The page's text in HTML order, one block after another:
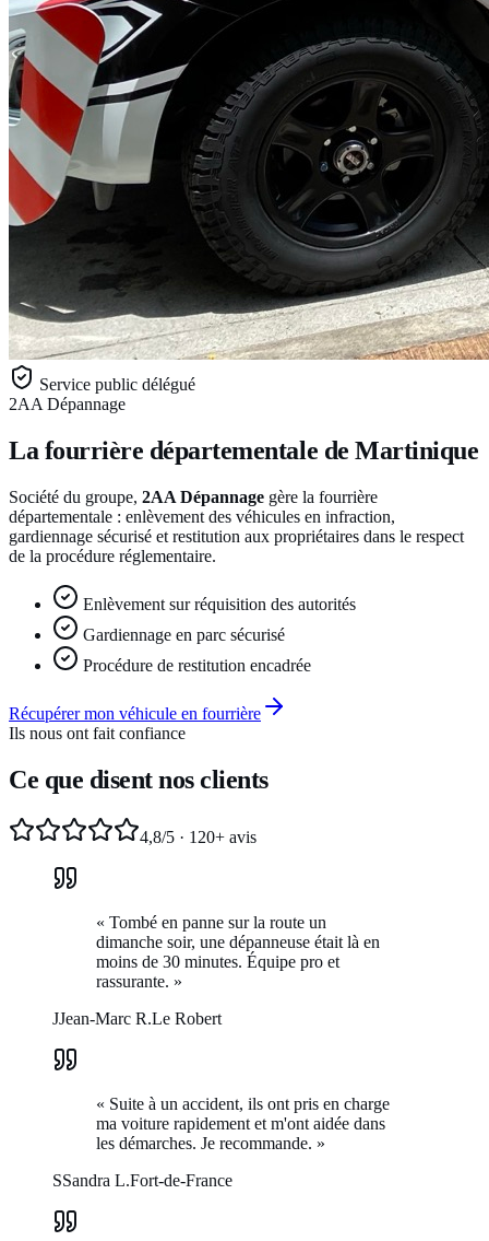
Service public délégué
2AA Dépannage
La fourrière départementale de Martinique
Société du groupe, 2AA Dépannage gère la fourrière
départementale : enlèvement des véhicules en infraction,
gardiennage sécurisé et restitution aux propriétaires dans le respect
de la procédure réglementaire.
Enlèvement sur réquisition des autorités
Gardiennage en parc sécurisé
Procédure de restitution encadrée
Récupérer mon véhicule en fourrière
Ils nous ont fait confiance
Ce que disent nos clients
4,8/5 · 120+ avis
« Tombé en panne sur la route un
dimanche soir, une dépanneuse était là en
moins de 30 minutes. Équipe pro et
rassurante. »
JJean-Marc R.Le Robert
« Suite à un accident, ils ont pris en charge
ma voiture rapidement et m'ont aidée dans
les démarches. Je recommande. »
SSandra L.Fort-de-France